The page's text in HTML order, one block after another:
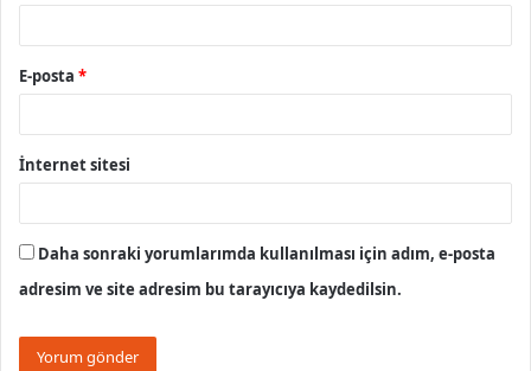
E-posta *
İnternet sitesi
Daha sonraki yorumlarımda kullanılması için adım, e-posta
adresim ve site adresim bu tarayıcıya kaydedilsin.